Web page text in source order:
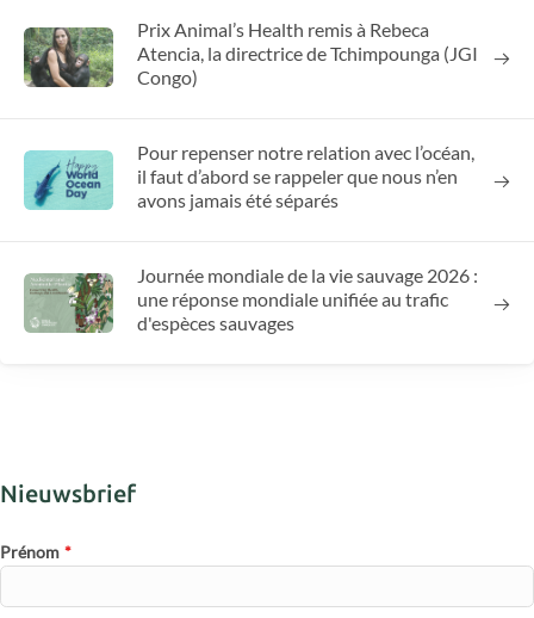
Prix Animal’s Health remis à Rebeca
Atencia, la directrice de Tchimpounga (JGI
Congo)
Pour repenser notre relation avec l’océan,
il faut d’abord se rappeler que nous n’en
avons jamais été séparés
Journée mondiale de la vie sauvage 2026 :
une réponse mondiale unifiée au trafic
d'espèces sauvages
Nieuwsbrief
Prénom *